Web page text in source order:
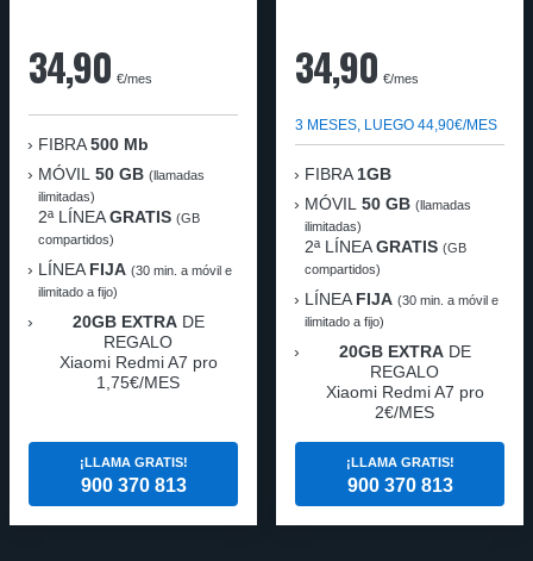
34,90 €/mes
FIBRA 500 Mb
MÓVIL 50 GB (llamadas
ilimitadas)
2ª LÍNEAGRATIS (GB
compartidos)
LÍNEA FIJA (30 min. a móvil e
ilimitado a fijo)
20GB EXTRADE
REGALO
Xiaomi Redmi A7 pro
1,75€/MES
¡LLAMA GRATIS!
900 370 813
34,90 €/mes
3 MESES, LUEGO 44,90€/MES
FIBRA 1GB
MÓVIL 50 GB (llamadas
ilimitadas)
2ª LÍNEAGRATIS (GB
compartidos)
LÍNEA FIJA (30 min. a móvil e
ilimitado a fijo)
20GB EXTRADE
REGALO
Xiaomi Redmi A7 pro
2€/MES
¡LLAMA GRATIS!
900 370 813